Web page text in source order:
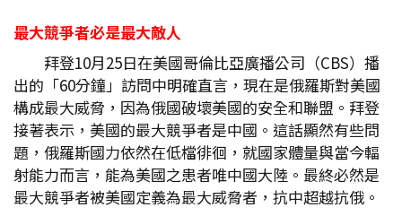
最大競爭者必是最大敵人
拜登10月25日在美國哥倫比亞廣播公司（CBS）播
出的「60分鐘」訪問中明確直言，現在是俄羅斯對美國
構成最大威脅，因為俄國破壞美國的安全和聯盟。拜登
接著表示，美國的最大競爭者是中國。這話顯然有些問
題，俄羅斯國力依然在低檔徘徊，就國家體量與當今輻
射能力而言，能為美國之患者唯中國大陸。最終必然是
最大競爭者被美國定義為最大威脅者，抗中超越抗俄。